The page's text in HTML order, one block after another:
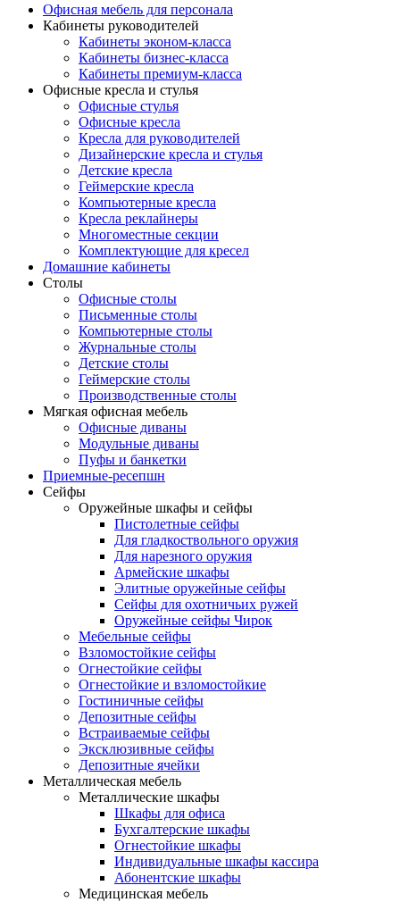
Офисная мебель для персонала
Кабинеты руководителей
Кабинеты эконом-класса
Кабинеты бизнес-класса
Кабинеты премиум-класса
Офисные кресла и стулья
Офисные стулья
Офисные кресла
Кресла для руководителей
Дизайнерские кресла и стулья
Детские кресла
Геймерские кресла
Компьютерные кресла
Кресла реклайнеры
Многоместные секции
Комплектующие для кресел
Домашние кабинеты
Столы
Офисные столы
Письменные столы
Компьютерные столы
Журнальные столы
Детские столы
Геймерские столы
Производственные столы
Мягкая офисная мебель
Офисные диваны
Модульные диваны
Пуфы и банкетки
Приемные-ресепшн
Сейфы
Оружейные шкафы и сейфы
Пистолетные сейфы
Для гладкоствольного оружия
Для нарезного оружия
Армейские шкафы
Элитные оружейные сейфы
Сейфы для охотничьих ружей
Оружейные сейфы Чирок
Мебельные сейфы
Взломостойкие сейфы
Огнестойкие сейфы
Огнестойкие и взломостойкие
Гостиничные сейфы
Депозитные сейфы
Встраиваемые сейфы
Эксклюзивные сейфы
Депозитные ячейки
Металлическая мебель
Металлические шкафы
Шкафы для офиса
Бухгалтерские шкафы
Огнестойкие шкафы
Индивидуальные шкафы кассира
Абонентские шкафы
Медицинская мебель